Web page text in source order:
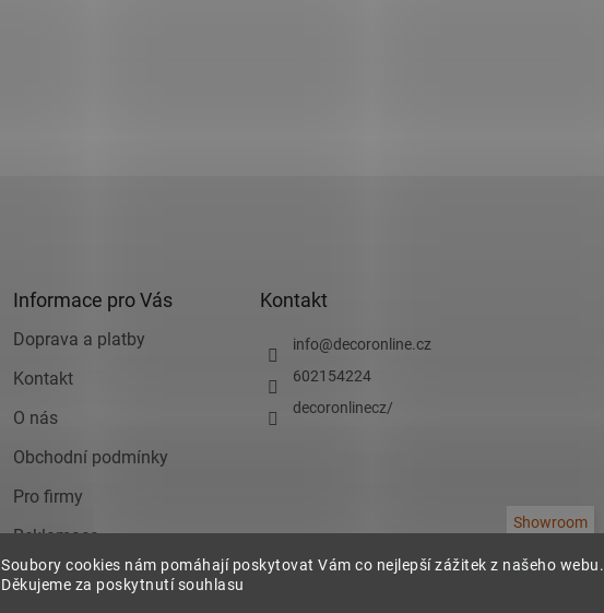
Soubory cookies nám pomáhají poskytovat Vám co nejlepší zážitek z našeho webu.
Děkujeme za poskytnutí souhlasu
Informace pro Vás
Doprava a platby
Kontakt
O nás
Obchodní podmínky
Pro firmy
Reklamace
Zásady ochrany osobních
údajů
Kontakt
info@decoronline.cz
602154224
decoronlinecz/
Showroom